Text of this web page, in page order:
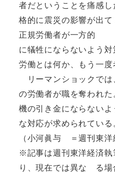
者だということを痛感
格的に震災の影響が出
正規労働者が一方的
に犠牲にならないよう
労働とは何か、もう一度
リーマンショックでは
の労働者が職を奪われ
機の引き金にならない
な対応が求められている
（小河眞与 ＝週刊東洋
※記事は週刊東洋経済執
り、現在では異な る場